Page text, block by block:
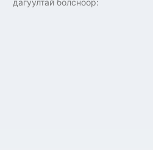
дагуултай болсноор: